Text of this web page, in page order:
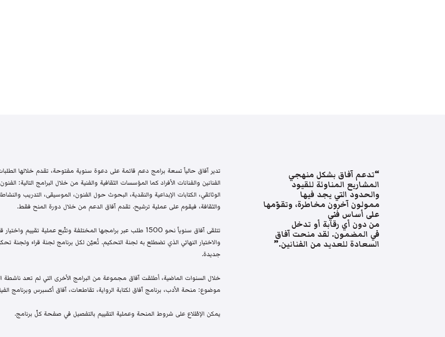
“تدعم آفاق بشكل منهجي
المشاريع المناوئة للقيود
والحدود التي يجد فيها
ممولون آخرون مخاطرة، وتقوّمها
على أساس فني
من دون أي رقابة أو تدخل
في المضمون. لقد منحت آفاق
السعادة للعديد من الفنانين.”
تدير آفاق حالياً تسعة برامج دعم قائمة على دعوة سنوية مفتوحة، تقدم خلالها
الفنانين والفنانات الأفراد كما المؤسسات الثقافية والفنية من خلال البرامج التالية:
الوثائقي، الكتابات الإبداعية والنقدية، البحوث حول الفنون، الموسيقى، التدريب
والثقافة، فيقوم على عملية ترشيح. تقدم آفاق الدعم من خلال دورة المنح فقط.
تتلقى آفاق سنوياً نحو 1500 طلب عبر برامجها المختلفة وتتّبع عملية
والاختيار النهائي الذي تضطلع به لجنة التحكيم. تُعيّن لكل برنامج لجنة قراء
جديدة.
خلال السنوات الماضية، أطلقت آفاق مجموعة من البرامج الأخرى التي لم تعد ناشطة
موضوع: منحة الأدب، برنامج آفاق لكتابة الرواية، تقاطعات، آفاق أكسبرس وبرنامج
يمكن الإطّلاع على شروط المنحة وعملية التقييم بالتفصيل في صفحة كلّ برنامج.